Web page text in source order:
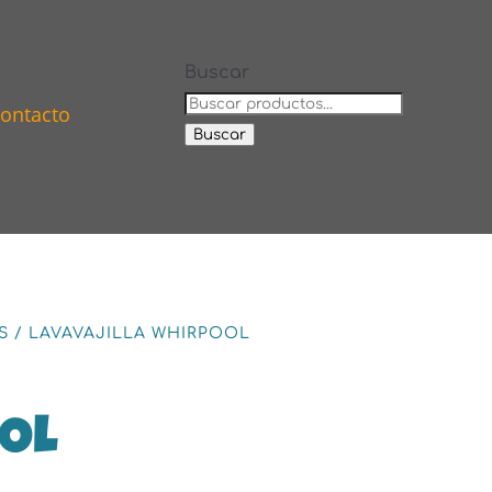
Buscar
Buscar
/ LAVAVAJILLA WHIRPOOL